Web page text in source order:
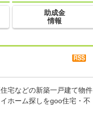
助成金
情報
宅などの新築一戸建て物件
ホーム探しをgoo住宅・不